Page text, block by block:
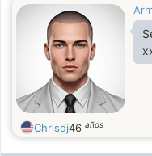
Chrisdj46 años